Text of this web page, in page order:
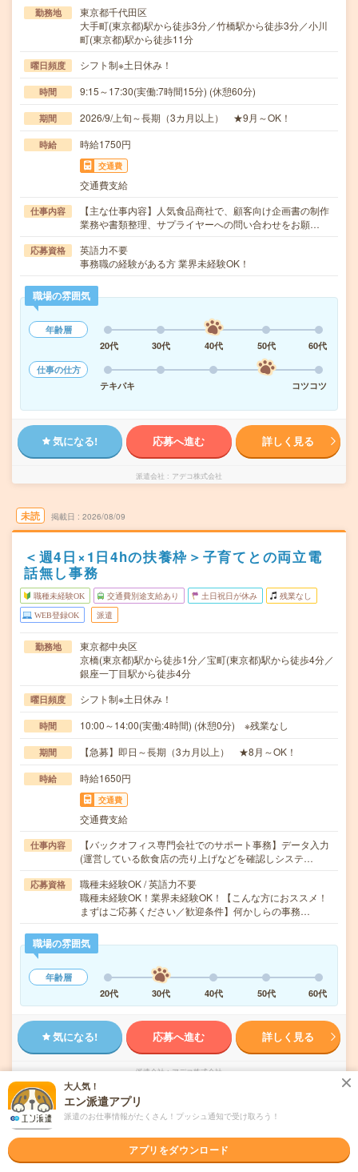
勤務地
東京都千代田区
大手町(東京都)駅から徒歩3分／竹橋駅から徒歩3分／小川
町(東京都)駅から徒歩11分
曜日頻度 シフト制※土日休み！
時間 9:15～17:30(実働:7時間15分) (休憩60分)
期間 2026/9/上旬～長期（3カ月以上） ★9月～OK！
時給 時給1750円
交通費
交通費支給
仕事内容
【主な仕事内容】人気食品商社で、顧客向け企画書の制作
業務や書類整理、サプライヤーへの問い合わせをお願…
応募資格
英語力不要
事務職の経験がある方 業界未経験OK！
職場の雰囲気
年齢層
20代
30代 40代 50代
60代
仕事の仕方
テキパキ
コツコツ
気になる! 応募へ進む 詳しく見る
派遣会社 アデコ株式会社
未読 掲載日 2026/08/09
＜週4日×1日4hの扶養枠＞子育てとの両立電
話無し事務
職種未経験OK 交通費別途支給あり 土日祝日が休み 残業なし
WEB登録OK 派遣
勤務地
東京都中央区
京橋(東京都)駅から徒歩1分／宝町(東京都)駅から徒歩4分／
銀座一丁目駅から徒歩4分
曜日頻度 シフト制※土日休み！
時間 10:00～14:00(実働:4時間) (休憩0分) ※残業なし
期間 【急募】即日～長期（3カ月以上） ★8月～OK！
時給 時給1650円
交通費
交通費支給
仕事内容
【バックオフィス専門会社でのサポート事務】データ入力
(運営している飲食店の売り上げなどを確認しシステ…
応募資格
職種未経験OK / 英語力不要
職種未経験OK！業界未経験OK！【こんな方におススメ！
まずはご応募ください／歓迎条件】何かしらの事務…
職場の雰囲気
年齢層
20代
30代 40代 50代 60代
気になる! 応募へ進む 詳しく見る
派遣会社 アデコ株式会社
未読 掲載日 2026/08/09
【扶養枠歓迎！週3×5h＆高時給】穏やか社団
法人で事務サポ
大人気！
エン派遣アプリ
派遣のお仕事情報がたくさん！プッシュ通知で受け取ろう！
アプリをダウンロード